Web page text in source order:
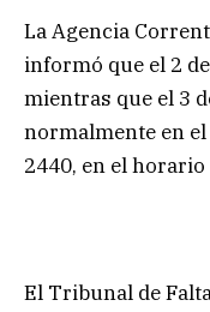
La Agencia
informó que el 2
mientras que el 3
normalmente en el
2440, en el horario
El Tribunal de